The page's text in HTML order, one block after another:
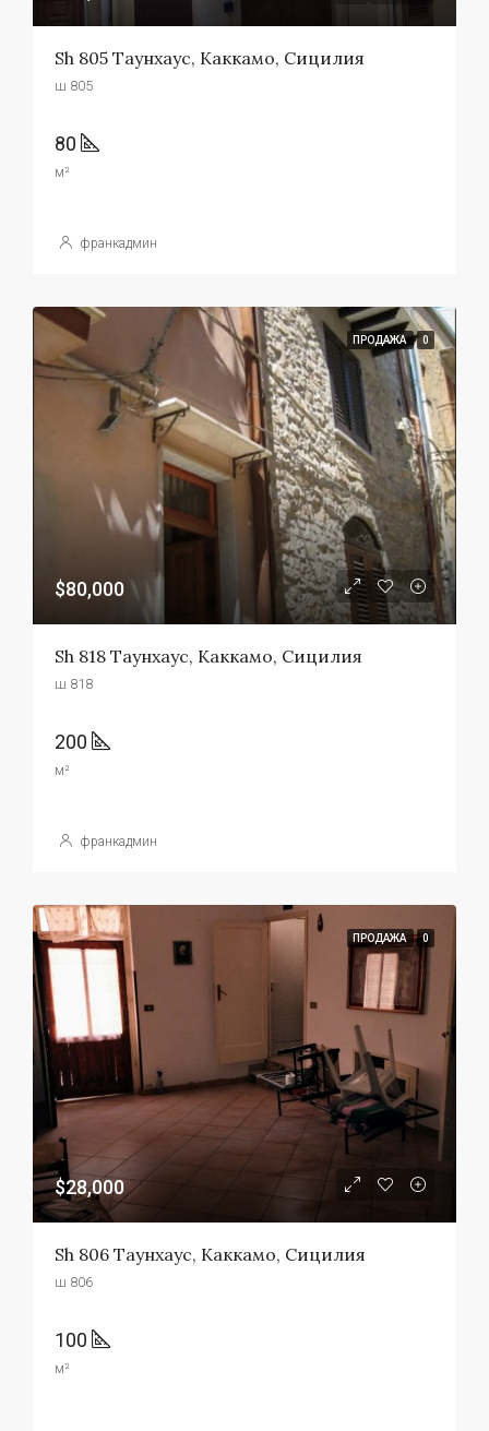
Sh 805 Таунхаус, Каккамо, Сицилия
ш 805
80
м²
франкадмин
ПРОДАЖА 0
$80,000
Sh 818 Таунхаус, Каккамо, Сицилия
ш 818
200
м²
франкадмин
ПРОДАЖА 0
$28,000
Sh 806 Таунхаус, Каккамо, Сицилия
ш 806
100
м²